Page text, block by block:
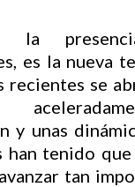
la
es la nueva
recientes se
y unas
han tenido
tan